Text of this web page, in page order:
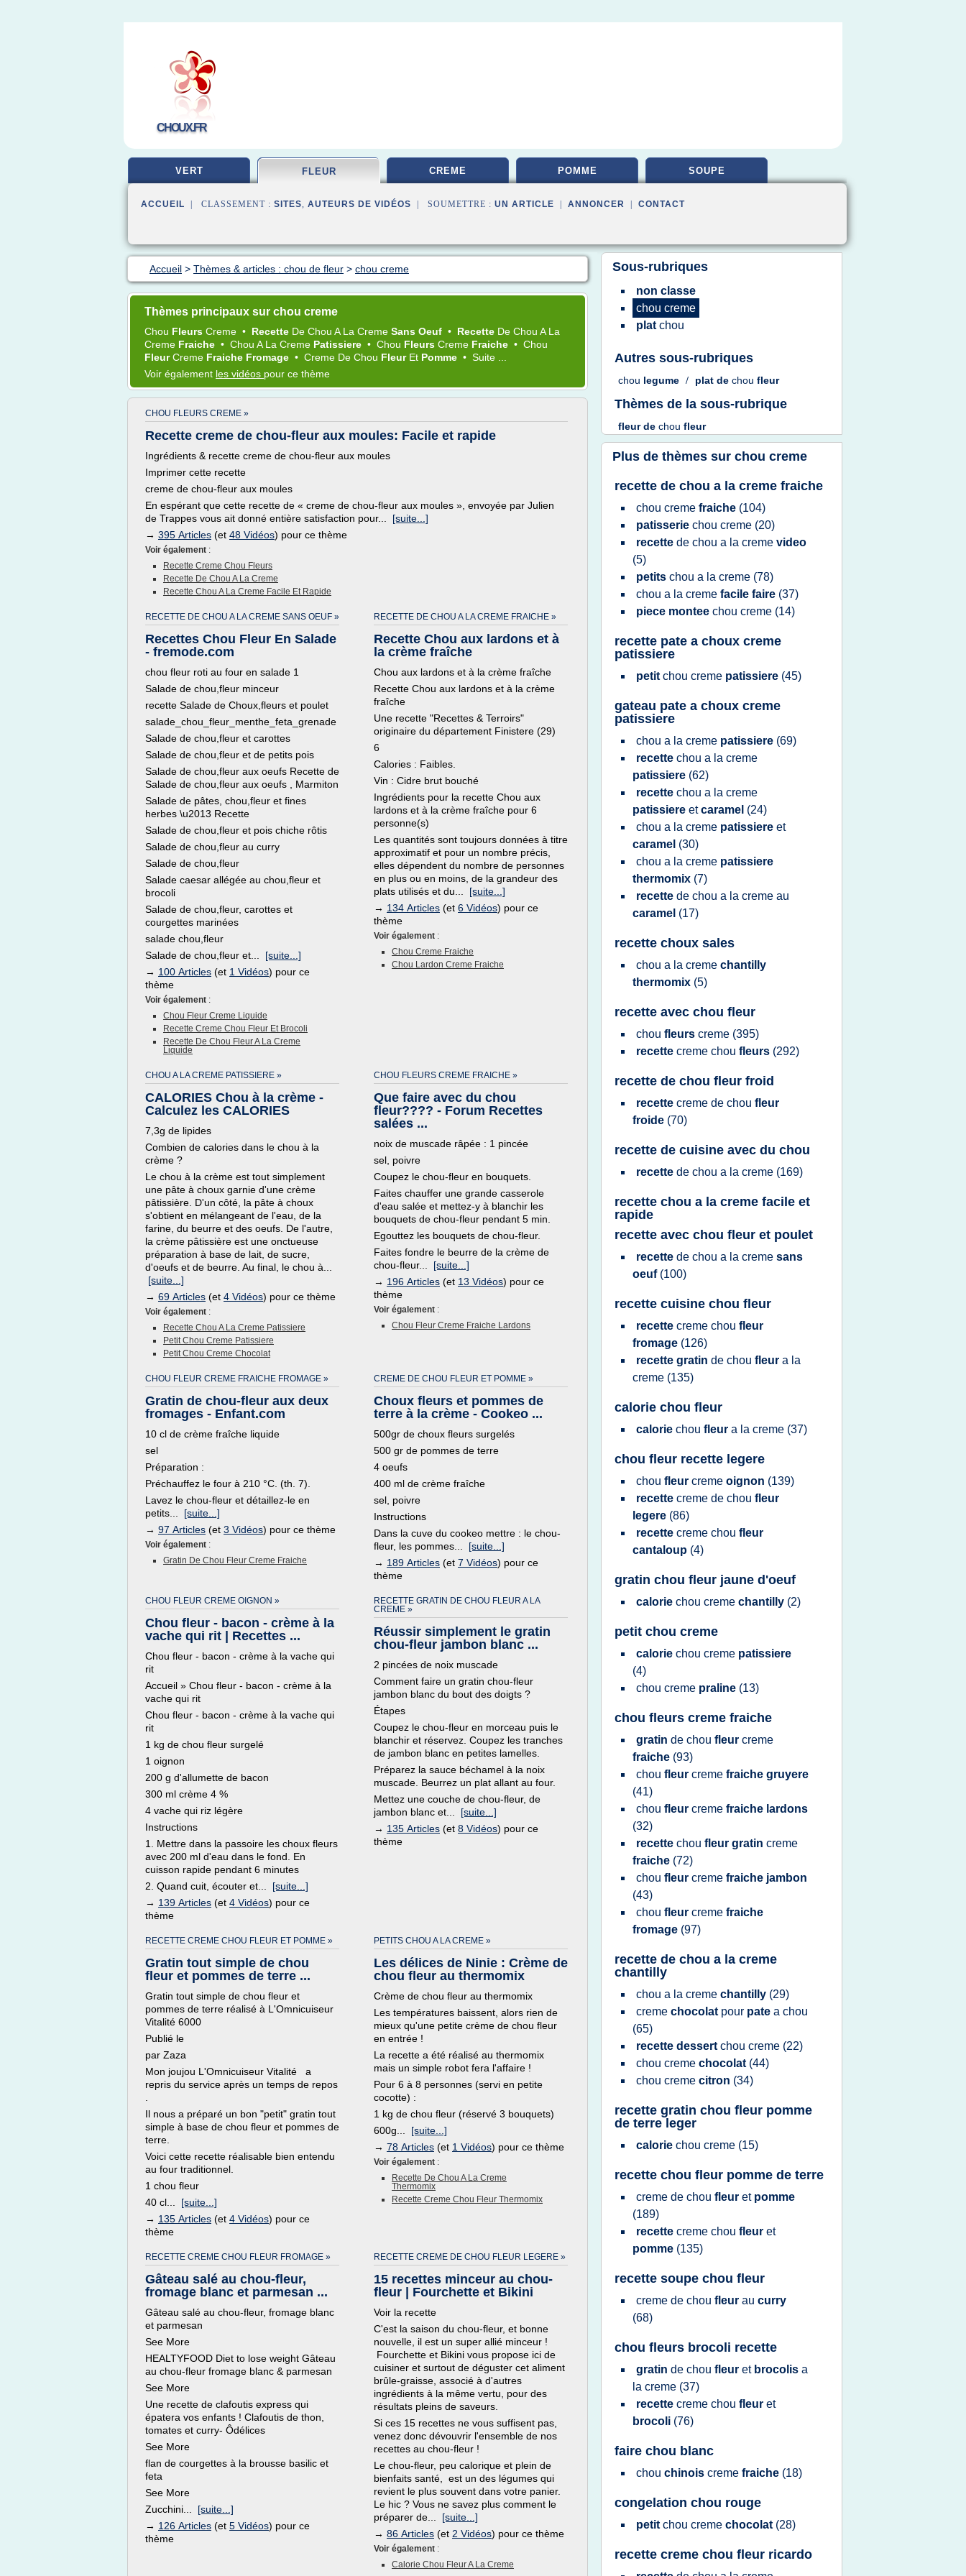
CHOUX.FR
VERT FLEUR CREME POMME SOUPE
ACCUEIL | CLASSEMENT : SITES, AUTEURS DE VIDÉOS | SOUMETTRE : UN ARTICLE ANNONCER CONTACT
Accueil > Thèmes & articles : chou de fleur > chou creme
Thèmes principaux sur chou creme
Chou Fleurs Creme • Recette De Chou A La Creme Sans Oeuf • Recette De Chou A La
Creme Fraiche • Chou A La Creme Patissiere • Chou Fleurs Creme Fraiche • Chou
FleurCreme Fraiche Fromage • Creme De Chou Fleur Et Pomme • Suite ...
Voir également les vidéos pour ce thème
CHOU FLEURS CREME »
Recette creme de chou-fleur aux moules: Facile et rapide
Ingrédients & recette creme de chou-fleur aux moules
Imprimer cette recette
creme de chou-fleur aux moules
En espérant que cette recette de « creme de chou-fleur aux moules », envoyée par Julien
de Trappes vous ait donné entière satisfaction pour... [suite...]
→ 395 Articles (et 48 Vidéos) pour ce thème
Voir également :
Recette Creme Chou Fleurs
Recette De Chou A La Creme
Recette Chou A La Creme Facile Et Rapide
RECETTE DE CHOU A LA CREME SANS OEUF »
Recettes Chou Fleur En Salade
- fremode.com
chou fleur roti au four en salade 1
Salade de chou,fleur minceur
recette Salade de Choux,fleurs et poulet
salade_chou_fleur_menthe_feta_grenade
Salade de chou,fleur et carottes
Salade de chou,fleur et de petits pois
Salade de chou,fleur aux oeufs Recette de
Salade de chou,fleur aux oeufs , Marmiton
Salade de pâtes, chou,fleur et fines
herbes \u2013 Recette
Salade de chou,fleur et pois chiche rôtis
Salade de chou,fleur au curry
Salade de chou,fleur
Salade caesar allégée au chou,fleur et
brocoli
Salade de chou,fleur, carottes et
courgettes marinées
salade chou,fleur
Salade de chou,fleur et... [suite...]
→ 100 Articles (et 1 Vidéos) pour ce
thème
Voir également :
Chou Fleur Creme Liquide
Recette Creme Chou Fleur Et Brocoli
Recette De Chou Fleur A La Creme
Liquide
RECETTE DE CHOU A LA CREME FRAICHE »
Recette Chou aux lardons et à
la crème fraîche
Chou aux lardons et à la crème fraîche
Recette Chou aux lardons et à la crème
fraîche
Une recette "Recettes & Terroirs"
originaire du département Finistere (29)
6
Calories : Faibles.
Vin : Cidre brut bouché
Ingrédients pour la recette Chou aux
lardons et à la crème fraîche pour 6
personne(s)
Les quantités sont toujours données à titre
approximatif et pour un nombre précis,
elles dépendent du nombre de personnes
en plus ou en moins, de la grandeur des
plats utilisés et du... [suite...]
→ 134 Articles (et 6 Vidéos) pour ce
thème
Voir également :
Chou Creme Fraiche
Chou Lardon Creme Fraiche
CHOU A LA CREME PATISSIERE »
CALORIES Chou à la crème -
Calculez les CALORIES
7,3g de lipides
Combien de calories dans le chou à la
crème ?
Le chou à la crème est tout simplement
une pâte à choux garnie d'une crème
pâtissière. D'un côté, la pâte à choux
s'obtient en mélangeant de l'eau, de la
farine, du beurre et des oeufs. De l'autre,
la crème pâtissière est une onctueuse
préparation à base de lait, de sucre,
d'oeufs et de beurre. Au final, le chou à...
[suite...]
→ 69 Articles (et 4 Vidéos) pour ce thème
Voir également :
Recette Chou A La Creme Patissiere
Petit Chou Creme Patissiere
Petit Chou Creme Chocolat
CHOU FLEURS CREME FRAICHE »
Que faire avec du chou
fleur???? - Forum Recettes
salées ...
noix de muscade râpée : 1 pincée
sel, poivre
Coupez le chou-fleur en bouquets.
Faites chauffer une grande casserole
d'eau salée et mettez-y à blanchir les
bouquets de chou-fleur pendant 5 min.
Egouttez les bouquets de chou-fleur.
Faites fondre le beurre de la crème de
chou-fleur... [suite...]
→ 196 Articles (et 13 Vidéos) pour ce
thème
Voir également :
Chou Fleur Creme Fraiche Lardons
CHOU FLEUR CREME FRAICHE FROMAGE »
Gratin de chou-fleur aux deux
fromages - Enfant.com
10 cl de crème fraîche liquide
sel
Préparation :
Préchauffez le four à 210 °C. (th. 7).
Lavez le chou-fleur et détaillez-le en
petits... [suite...]
→ 97 Articles (et 3 Vidéos) pour ce thème
Voir également :
Gratin De Chou Fleur Creme Fraiche
CREME DE CHOU FLEUR ET POMME »
Choux fleurs et pommes de
terre à la crème - Cookeo ...
500gr de choux fleurs surgelés
500 gr de pommes de terre
4 oeufs
400 ml de crème fraîche
sel, poivre
Instructions
Dans la cuve du cookeo mettre : le chou-
fleur, les pommes... [suite...]
→ 189 Articles (et 7 Vidéos) pour ce
thème
CHOU FLEUR CREME OIGNON »
Chou fleur - bacon - crème à la
vache qui rit | Recettes ...
Chou fleur - bacon - crème à la vache qui
rit
Accueil » Chou fleur - bacon - crème à la
vache qui rit
Chou fleur - bacon - crème à la vache qui
rit
1 kg de chou fleur surgelé
1 oignon
200 g d'allumette de bacon
300 ml crème 4 %
4 vache qui riz légère
Instructions
1. Mettre dans la passoire les choux fleurs
avec 200 ml d'eau dans le fond. En
cuisson rapide pendant 6 minutes
2. Quand cuit, écouter et... [suite...]
→ 139 Articles (et 4 Vidéos) pour ce
thème
RECETTE GRATIN DE CHOU FLEUR A LA
CREME »
Réussir simplement le gratin
chou-fleur jambon blanc ...
2 pincées de noix muscade
Comment faire un gratin chou-fleur
jambon blanc du bout des doigts ?
Étapes
Coupez le chou-fleur en morceau puis le
blanchir et réservez. Coupez les tranches
de jambon blanc en petites lamelles.
Préparez la sauce béchamel à la noix
muscade. Beurrez un plat allant au four.
Mettez une couche de chou-fleur, de
jambon blanc et... [suite...]
→ 135 Articles (et 8 Vidéos) pour ce
thème
RECETTE CREME CHOU FLEUR ET POMME »
Gratin tout simple de chou
fleur et pommes de terre ...
Gratin tout simple de chou fleur et
pommes de terre réalisé à L'Omnicuiseur
Vitalité 6000
Publié le
par Zaza
Mon joujou L'Omnicuiseur Vitalité a
repris du service après un temps de repos
Il nous a préparé un bon "petit" gratin tout
simple à base de chou fleur et pommes de
terre.
Voici cette recette réalisable bien entendu
au four traditionnel.
1 chou fleur
40 cl... [suite...]
→ 135 Articles (et 4 Vidéos) pour ce
thème
PETITS CHOU A LA CREME »
Les délices de Ninie : Crème de
chou fleur au thermomix
Crème de chou fleur au thermomix
Les températures baissent, alors rien de
mieux qu'une petite crème de chou fleur
en entrée !
La recette a été réalisé au thermomix
mais un simple robot fera l'affaire !
Pour 6 à 8 personnes (servi en petite
cocotte) :
1 kg de chou fleur (réservé 3 bouquets)
600g... [suite...]
→ 78 Articles (et 1 Vidéos) pour ce thème
Voir également :
Recette De Chou A La Creme
Thermomix
Recette Creme Chou Fleur Thermomix
RECETTE CREME CHOU FLEUR FROMAGE »
Gâteau salé au chou-fleur,
fromage blanc et parmesan ...
Gâteau salé au chou-fleur, fromage blanc
et parmesan
See More
HEALTYFOOD Diet to lose weight Gâteau
au chou-fleur fromage blanc & parmesan
See More
Une recette de clafoutis express qui
épatera vos enfants ! Clafoutis de thon,
tomates et curry- Ôdélices
See More
flan de courgettes à la brousse basilic et
feta
See More
Zucchini... [suite...]
→ 126 Articles (et 5 Vidéos) pour ce
thème
RECETTE CREME DE CHOU FLEUR LEGERE »
15 recettes minceur au chou-
fleur | Fourchette et Bikini
Voir la recette
C'est la saison du chou-fleur, et bonne
nouvelle, il est un super allié minceur !
Fourchette et Bikini vous propose ici de
cuisiner et surtout de déguster cet aliment
brûle-graisse, associé à d'autres
ingrédients à la même vertu, pour des
résultats pleins de saveurs.
Si ces 15 recettes ne vous suffisent pas,
venez donc dévouvrir l'ensemble de nos
recettes au chou-fleur !
Le chou-fleur, peu calorique et plein de
bienfaits santé, est un des légumes qui
revient le plus souvent dans votre panier.
Le hic ? Vous ne savez plus comment le
préparer de... [suite...]
→ 86 Articles (et 2 Vidéos) pour ce thème
Voir également :
Calorie Chou Fleur A La Creme
Sous-rubriques
non classe
chou creme
plat chou
Autres sous-rubriques
chou legume / plat de chou fleur
Thèmes de la sous-rubrique
fleurde chou fleur
Plus de thèmes sur chou creme
recette de chou a la creme fraiche
chou creme fraiche (104)
patisserie chou creme (20)
recette de chou a la creme video
(5)
petits chou a la creme (78)
chou a la creme facile faire (37)
piece montee chou creme (14)
recette pate a choux creme
patissiere
petit chou creme patissiere (45)
gateau pate a choux creme
patissiere
chou a la creme patissiere (69)
recette chou a la creme
patissiere (62)
recette chou a la creme
patissiere etcaramel (24)
chou a la creme patissiere et
caramel (30)
chou a la creme patissiere
thermomix (7)
recette de chou a la creme au
caramel (17)
recette choux sales
chou a la creme chantilly
thermomix (5)
recette avec chou fleur
chou fleurs creme (395)
recette creme chou fleurs (292)
recette de chou fleur froid
recette creme de chou fleur
froide (70)
recette de cuisine avec du chou
recette de chou a la creme (169)
recette chou a la creme facile et
rapide
recette avec chou fleur et poulet
recette de chou a la creme sans
oeuf (100)
recette cuisine chou fleur
recette creme chou fleur
fromage (126)
recette gratin de chou fleur a la
creme (135)
calorie chou fleur
calorie chou fleur a la creme (37)
chou fleur recette legere
chou fleur creme oignon (139)
recette creme de chou fleur
legere (86)
recette creme chou fleur
cantaloup (4)
gratin chou fleur jaune d'oeuf
calorie chou creme chantilly (2)
petit chou creme
calorie chou creme patissiere
(4)
chou creme praline (13)
chou fleurs creme fraiche
gratin de chou fleur creme
fraiche (93)
chou fleur creme fraiche gruyere
(41)
chou fleur creme fraiche lardons
(32)
recette chou fleur gratin creme
fraiche (72)
chou fleur creme fraiche jambon
(43)
chou fleur creme fraiche
fromage (97)
recette de chou a la creme
chantilly
chou a la creme chantilly (29)
creme chocolat pour pate a chou
(65)
recette dessert chou creme (22)
chou creme chocolat (44)
chou creme citron (34)
recette gratin chou fleur pomme
de terre leger
calorie chou creme (15)
recette chou fleur pomme de terre
creme de chou fleur et pomme
(189)
recette creme chou fleur et
pomme (135)
recette soupe chou fleur
creme de chou fleur au curry
(68)
chou fleurs brocoli recette
gratin de chou fleur et brocolis a
la creme (37)
recette creme chou fleur et
brocoli (76)
faire chou blanc
chou chinois creme fraiche (18)
congelation chou rouge
petit chou creme chocolat (28)
recette creme chou fleur ricardo